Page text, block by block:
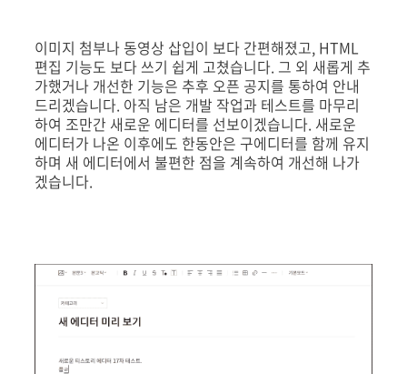
이미지 첨부나 동영상 삽입이 보다 간편해졌고, HTML
편집 기능도 보다 쓰기 쉽게 고쳤습니다. 그 외 새롭게 추
가했거나 개선한 기능은 추후 오픈 공지를 통하여 안내
드리겠습니다. 아직 남은 개발 작업과 테스트를 마무리
하여 조만간 새로운 에디터를 선보이겠습니다. 새로운
에디터가 나온 이후에도 한동안은 구에디터를 함께 유지
하며 새 에디터에서 불편한 점을 계속하여 개선해 나가
겠습니다.